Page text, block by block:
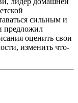
сильным и
предложил
оценить свои
изменить что-